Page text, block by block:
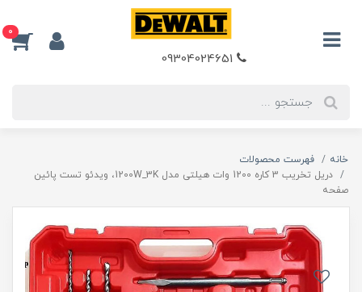
0
خانه
فهرست محصولات
دریل تخریب 3 کاره 1200 وات هیلتی مدل 1200W_3K، ویدئو تست پائین
صفحه